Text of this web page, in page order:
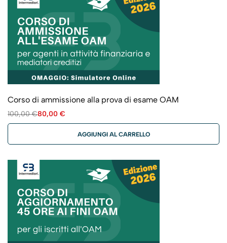
Corso di ammissione alla prova di esame OAM
100,00€80,00 €
AGGIUNGI AL CARRELLO